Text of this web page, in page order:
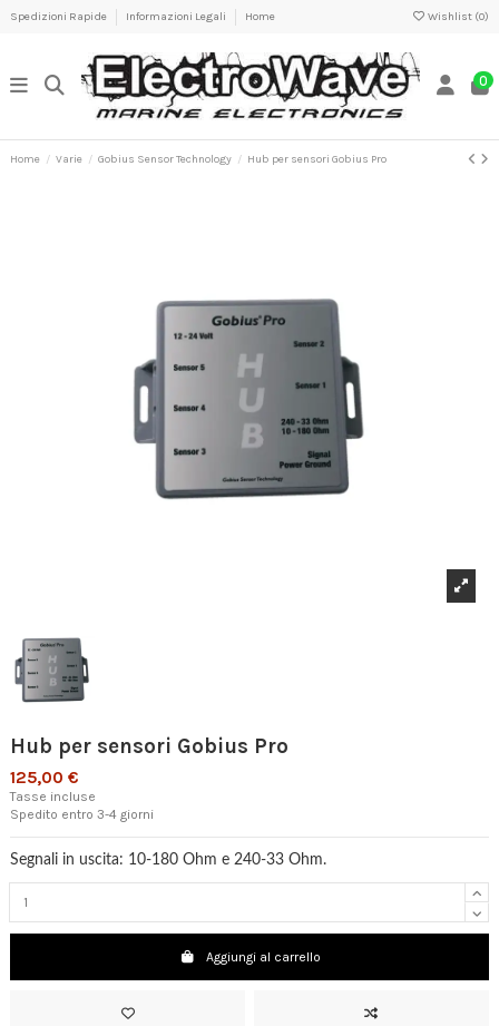
Spedizioni Rapide Informazioni Legali Home Wishlist (0)
0
Home Varie Gobius Sensor Technology Hub per sensori Gobius Pro
Hub per sensori Gobius Pro
125,00 €
Tasse incluse
Spedito entro 3-4 giorni
Segnali in uscita: 10-180 Ohm e 240-33 Ohm.
Aggiungi al carrello